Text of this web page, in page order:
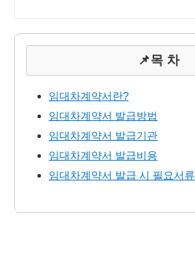
📌목 차
임대차계약서란?
임대차계약서 발급방법
임대차계약서 발급기관
임대차계약서 발급비용
임대차계약서 발급 시 필요서류